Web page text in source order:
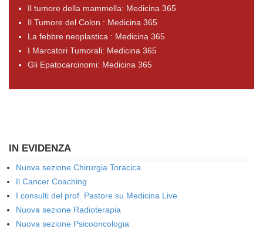
Il tumore della mammella: Medicina 365
Il Tumore del Colon : Medicina 365
La febbre neoplastica : Medicina 365
I Marcatori Tumorali: Medicina 365
Gli Epatocarcinomi: Medicina 365
IN EVIDENZA
Nuova sezione Chirurgia Toracica
Il Cancer Coaching
I consulti del prof. Pastore su Medicina Live
Nuova sezione Radioterapia
Nuova sezione Psicooncologia